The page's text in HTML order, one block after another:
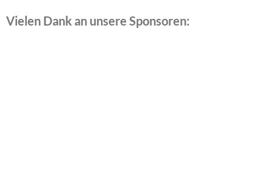
Vielen Dank an unsere Sponsoren: